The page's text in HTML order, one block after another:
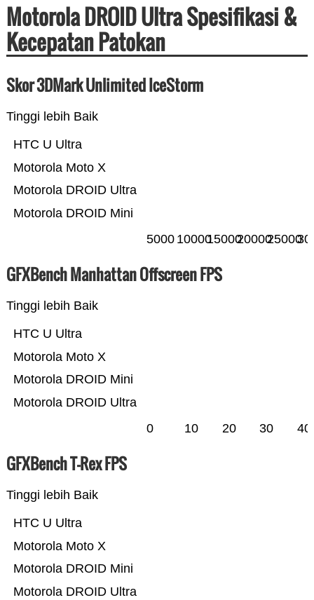
Motorola DROID Ultra Spesifikasi &
Kecepatan Patokan
Skor 3DMark Unlimited IceStorm
Tinggi lebih Baik
Motorola DROID Mini
Motorola DROID Ultra
Motorola Moto X
HTC U Ultra
5000 10000150002000025000
GFXBench Manhattan Offscreen FPS
Tinggi lebih Baik
Motorola DROID Ultra
Motorola DROID Mini
Motorola Moto X
HTC U Ultra
0 10 20 30 40
GFXBench T-Rex FPS
Tinggi lebih Baik
Motorola DROID Ultra
Motorola DROID Mini
Motorola Moto X
HTC U Ultra